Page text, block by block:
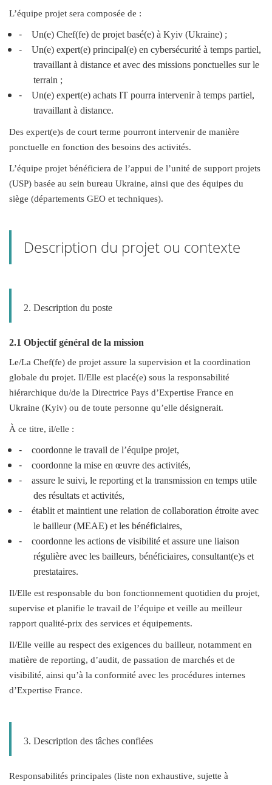
L’équipe projet sera composée de :
-
Un(e) Chef(fe) de projet basé(e) à Kyiv (Ukraine) ;
-
Un(e) expert(e) principal(e) en cybersécurité à temps partiel,
travaillant à distance et avec des missions ponctuelles sur le
terrain ;
-
Un(e) expert(e) achats IT pourra intervenir à temps partiel,
travaillant à distance.
Des expert(e)s de court terme pourront intervenir de manière
ponctuelle en fonction des besoins des activités.
L’équipe projet bénéficiera de l’appui de l’unité de support projets
(USP) basée au sein bureau Ukraine, ainsi que des équipes du
siège (départements GEO et techniques).
Description du projet ou contexte
2. Description du poste
2.1 Objectif général de la mission
Le/La Chef(fe) de projet assure la supervision et la coordination
globale du projet. Il/Elle est placé(e) sous la responsabilité
hiérarchique du/de la Directrice Pays d’Expertise France en
Ukraine (Kyiv) ou de toute personne qu’elle désignerait.
À ce titre, il/elle :
-
coordonne le travail de l’équipe projet,
-
coordonne la mise en œuvre des activités,
-
assure le suivi, le reporting et la transmission en temps utile
des résultats et activités,
-
établit et maintient une relation de collaboration étroite avec
le bailleur (MEAE) et les bénéficiaires,
-
coordonne les actions de visibilité et assure une liaison
régulière avec les bailleurs, bénéficiaires, consultant(e)s et
prestataires.
Il/Elle est responsable du bon fonctionnement quotidien du projet,
supervise et planifie le travail de l’équipe et veille au meilleur
rapport qualité-prix des services et équipements.
Il/Elle veille au respect des exigences du bailleur, notamment en
matière de reporting, d’audit, de passation de marchés et de
visibilité, ainsi qu’à la conformité avec les procédures internes
d’Expertise France.
3. Description des tâches confiées
Responsabilités principales (liste non exhaustive, sujette à